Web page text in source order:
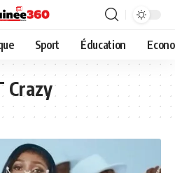
Sport Éducation
Crazy